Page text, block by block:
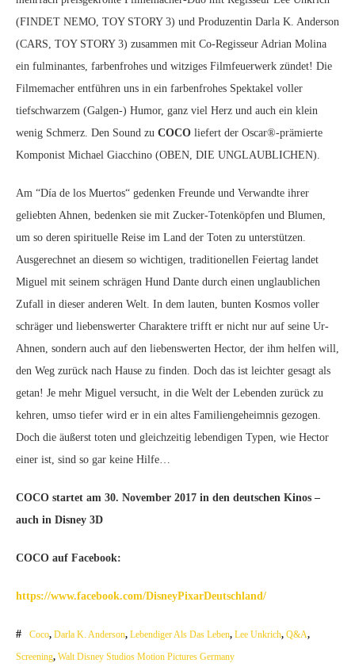
(FINDET NEMO, TOY STORY 3) und Produzentin Darla K. Anderson
(CARS, TOY STORY 3) zusammen mit Co-Regisseur Adrian Molina
ein fulminantes, farbenfrohes und witziges Filmfeuerwerk zündet! Die
Filmemacher entführen uns in ein farbenfrohes Spektakel voller
tiefschwarzem (Galgen-) Humor, ganz viel Herz und auch ein klein
wenig Schmerz. Den Sound zu COCO liefert der Oscar®-prämierte
Komponist Michael Giacchino (OBEN, DIE UNGLAUBLICHEN).
Am “Día de los Muertos“ gedenken Freunde und Verwandte ihrer
geliebten Ahnen, bedenken sie mit Zucker-Totenköpfen und Blumen,
um so deren spirituelle Reise im Land der Toten zu unterstützen.
Ausgerechnet an diesem so wichtigen, traditionellen Feiertag landet
Miguel mit seinem schrägen Hund Dante durch einen unglaublichen
Zufall in dieser anderen Welt. In dem lauten, bunten Kosmos voller
schräger und liebenswerter Charaktere trifft er nicht nur auf seine Ur-
Ahnen, sondern auch auf den liebenswerten Hector, der ihm helfen will,
den Weg zurück nach Hause zu finden. Doch das ist leichter gesagt als
getan! Je mehr Miguel versucht, in die Welt der Lebenden zurück zu
kehren, umso tiefer wird er in ein altes Familiengeheimnis gezogen.
Doch die äußerst toten und gleichzeitig lebendigen Typen, wie Hector
einer ist, sind so gar keine Hilfe…
COCO startet am 30. November 2017 in den deutschen Kinos –
auch in Disney 3D
COCO auf Facebook:
https://www.facebook.com/DisneyPixarDeutschland/
Coco, Darla K. Anderson, Lebendiger Als Das Leben, Lee Unkrich, Q&A,
Screening, Walt Disney Studios Motion Pictures Germany